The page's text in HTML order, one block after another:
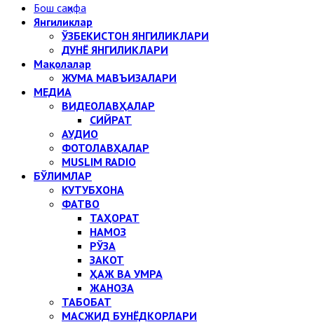
Бош саҳифа
Янгиликлар
ЎЗБЕКИСТОН ЯНГИЛИКЛАРИ
ДУНЁ ЯНГИЛИКЛАРИ
Мақолалар
ЖУМА МАВЪИЗАЛАРИ
МЕДИА
ВИДЕОЛАВҲАЛАР
СИЙРАТ
АУДИО
ФОТОЛАВҲАЛАР
MUSLIM RADIO
БЎЛИМЛАР
КУТУБХОНА
ФАТВО
ТАҲОРАТ
НАМОЗ
РЎЗА
ЗАКОТ
ҲАЖ ВА УМРА
ЖАНОЗА
ТАБОБАТ
МАСЖИД БУНЁДКОРЛАРИ